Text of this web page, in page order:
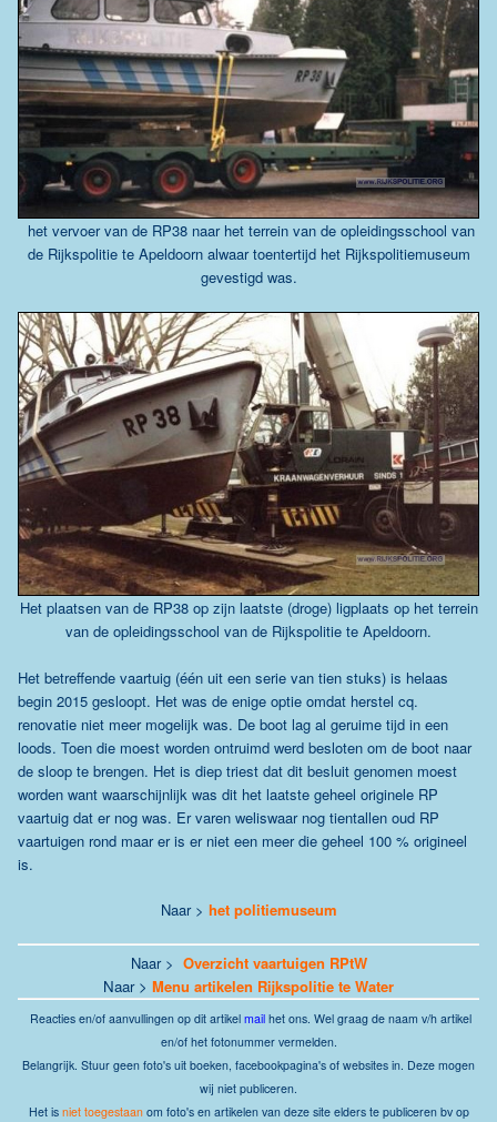
het vervoer van de RP38 naar het terrein van de opleidingsschool van
de Rijkspolitie te Apeldoorn alwaar toentertijd het Rijkspolitiemuseum
gevestigd was.
Het plaatsen van de RP38 op zijn laatste (droge) ligplaats op het terrein
van de opleidingsschool van de Rijkspolitie te Apeldoorn.
Het betreffende vaartuig (één uit een serie van tien stuks) is helaas
begin 2015 gesloopt. Het was de enige optie omdat herstel cq.
renovatie niet meer mogelijk was. De boot lag al geruime tijd in een
loods. Toen die moest worden ontruimd werd besloten om de boot naar
de sloop te brengen. Het is diep triest dat dit besluit genomen moest
worden want waarschijnlijk was dit het laatste geheel originele RP
vaartuig dat er nog was. Er varen weliswaar nog tientallen oud RP
vaartuigen rond maar er is er niet een meer die geheel 100 % origineel
is.
Naar > het politiemuseum
Naar > Overzicht vaartuigen RPtW
Naar > Menu artikelen Rijkspolitie te Water
Reacties en/of aanvullingen op dit artikel mail het ons. Wel graag de naam v/h artikel
en/of het fotonummer vermelden.
Belangrijk. Stuur geen foto's uit boeken, facebookpagina's of websites in. Deze mogen
wij niet publiceren.
Het is niet toegestaan om foto's en artikelen van deze site elders te publiceren bv op